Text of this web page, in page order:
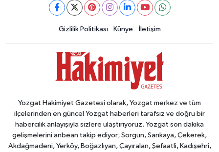
Gizlilik Politikası Künye İletişim
Yozgat Hakimiyet Gazetesi olarak, Yozgat merkez ve tüm
ilçelerinden en güncel Yozgat haberleri tarafsız ve doğru bir
habercilik anlayışıyla sizlere ulaştırıyoruz. Yozgat son dakika
gelişmelerini anbean takip ediyor; Sorgun, Sarıkaya, Çekerek,
Akdağmadeni, Yerköy, Boğazlıyan, Çayıralan, Şefaatli, Kadışehri,